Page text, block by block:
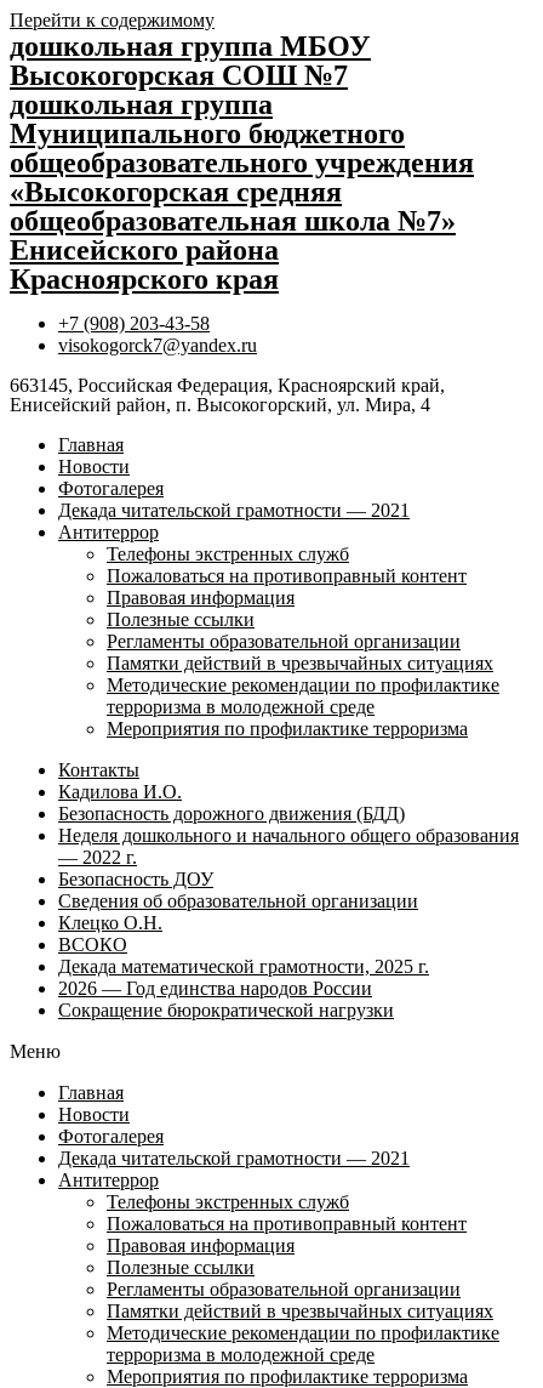
Перейти к содержимому
дошкольная группа МБОУ
Высокогорская СОШ №7
дошкольная группа
Муниципального бюджетного
общеобразовательного учреждения
«Высокогорская средняя
общеобразовательная школа №7»
Енисейского района
Красноярского края
+7 (908) 203-43-58
visokogorck7@yandex.ru
663145, Российская Федерация, Красноярский край,
Енисейский район, п. Высокогорский, ул. Мира, 4
Главная
Новости
Фотогалерея
Декада читательской грамотности — 2021
Антитеррор
Телефоны экстренных служб
Пожаловаться на противоправный контент
Правовая информация
Полезные ссылки
Регламенты образовательной организации
Памятки действий в чрезвычайных ситуациях
Методические рекомендации по профилактике
терроризма в молодежной среде
Мероприятия по профилактике терроризма
Контакты
Кадилова И.О.
Безопасность дорожного движения (БДД)
Неделя дошкольного и начального общего образования
— 2022 г.
Безопасность ДОУ
Сведения об образовательной организации
Клецко О.Н.
ВСОКО
Декада математической грамотности, 2025 г.
2026 — Год единства народов России
Сокращение бюрократической нагрузки
Меню
Главная
Новости
Фотогалерея
Декада читательской грамотности — 2021
Антитеррор
Телефоны экстренных служб
Пожаловаться на противоправный контент
Правовая информация
Полезные ссылки
Регламенты образовательной организации
Памятки действий в чрезвычайных ситуациях
Методические рекомендации по профилактике
терроризма в молодежной среде
Мероприятия по профилактике терроризма